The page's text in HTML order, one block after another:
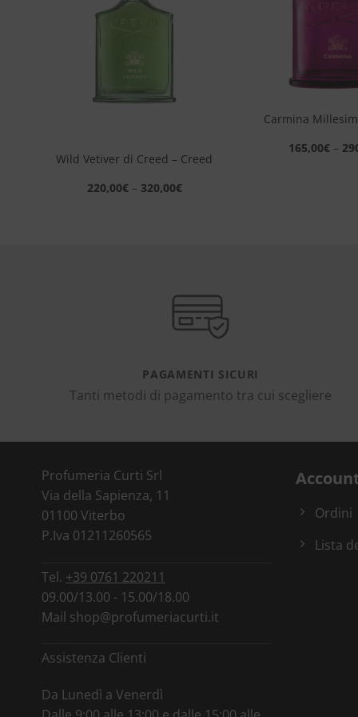
desideri
Wild Vetiver di Creed – Creed
220,00€– 320,00€
Carmina
165,00€–
PAGAMENTI SICURI
Tanti metodi di pagamento tra cui scegliere
Profumeria Curti Srl
Via della Sapienza, 11
01100 Viterbo
P.Iva 01211260565
Tel. +39 0761 220211
09.00/13.00 - 15.00/18.00
Mail shop@profumeriacurti.it
Assistenza Clienti
Da Lunedì a Venerdì
Ordini
Lista